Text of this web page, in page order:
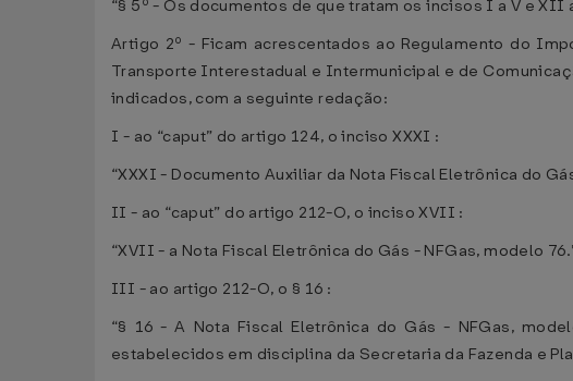
“§ 5º - Os documentos de que tratam os incisos I a V e XII
Artigo 2º - Ficam acrescentados ao Regulamento do
Transporte Interestadual e Intermunicipal e de
indicados, com a seguinte redação:
I - ao “caput” do artigo 124, o inciso XXXI :
“XXXI - Documento Auxiliar da Nota Fiscal Eletrônica do
II - ao “caput” do artigo 212-O, o inciso XVII :
“XVII - a Nota Fiscal Eletrônica do Gás - NFGas, modelo
III - ao artigo 212-O, o ​​§ 16 :
“§ 16 - A Nota Fiscal Eletrônica do Gás - NFGas,
estabelecidos em disciplina da Secretaria da Fazenda e